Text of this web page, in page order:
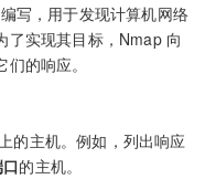
写，用于发现计算机网络
了实现其目标，Nmap 向
的响应。
的主机。例如，列出响应
的主机。